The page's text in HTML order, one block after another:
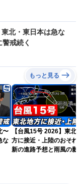
北・東日本は急な
戒続く
もっと見る
〜
な
【台風15号 2026】東北
方に接近・上陸のおそれ
新の進路予想と雨風の影